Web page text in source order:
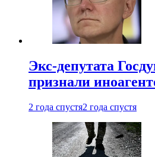
Экс-депутата
признали
2 года спустя2 года спустя